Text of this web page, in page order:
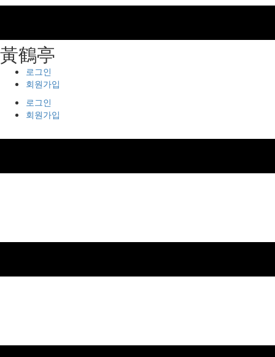
⿈鶴亭
로그인
회원가입
로그인
회원가입